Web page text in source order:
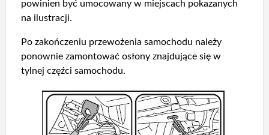
powinien być umocowany w miejscach pokazanych
na ilustracji.
Po zakończeniu przewożenia samochodu należy
ponownie zamontować osłony znajdujące się w
tylnej częźci samochodu.